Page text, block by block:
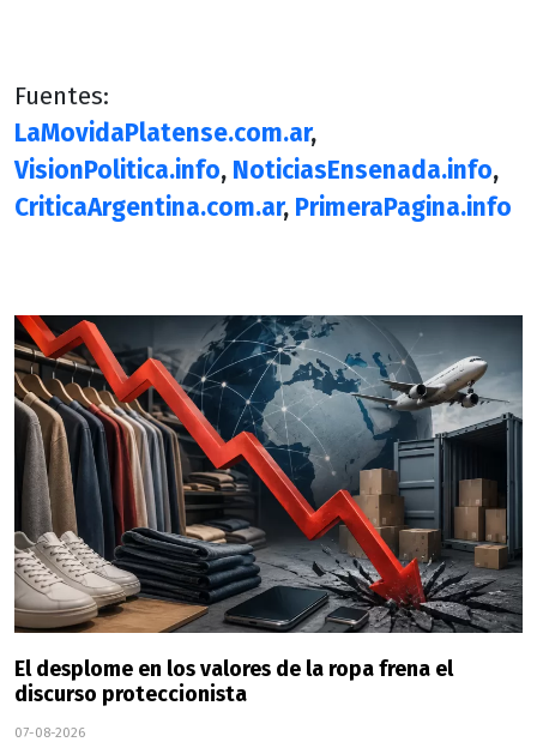
Fuentes:
LaMovidaPlatense.com.ar,
VisionPolitica.info, NoticiasEnsenada.info,
CriticaArgentina.com.ar, PrimeraPagina.info
El desplome en los valores de la ropa frena el
discurso proteccionista
07-08-2026